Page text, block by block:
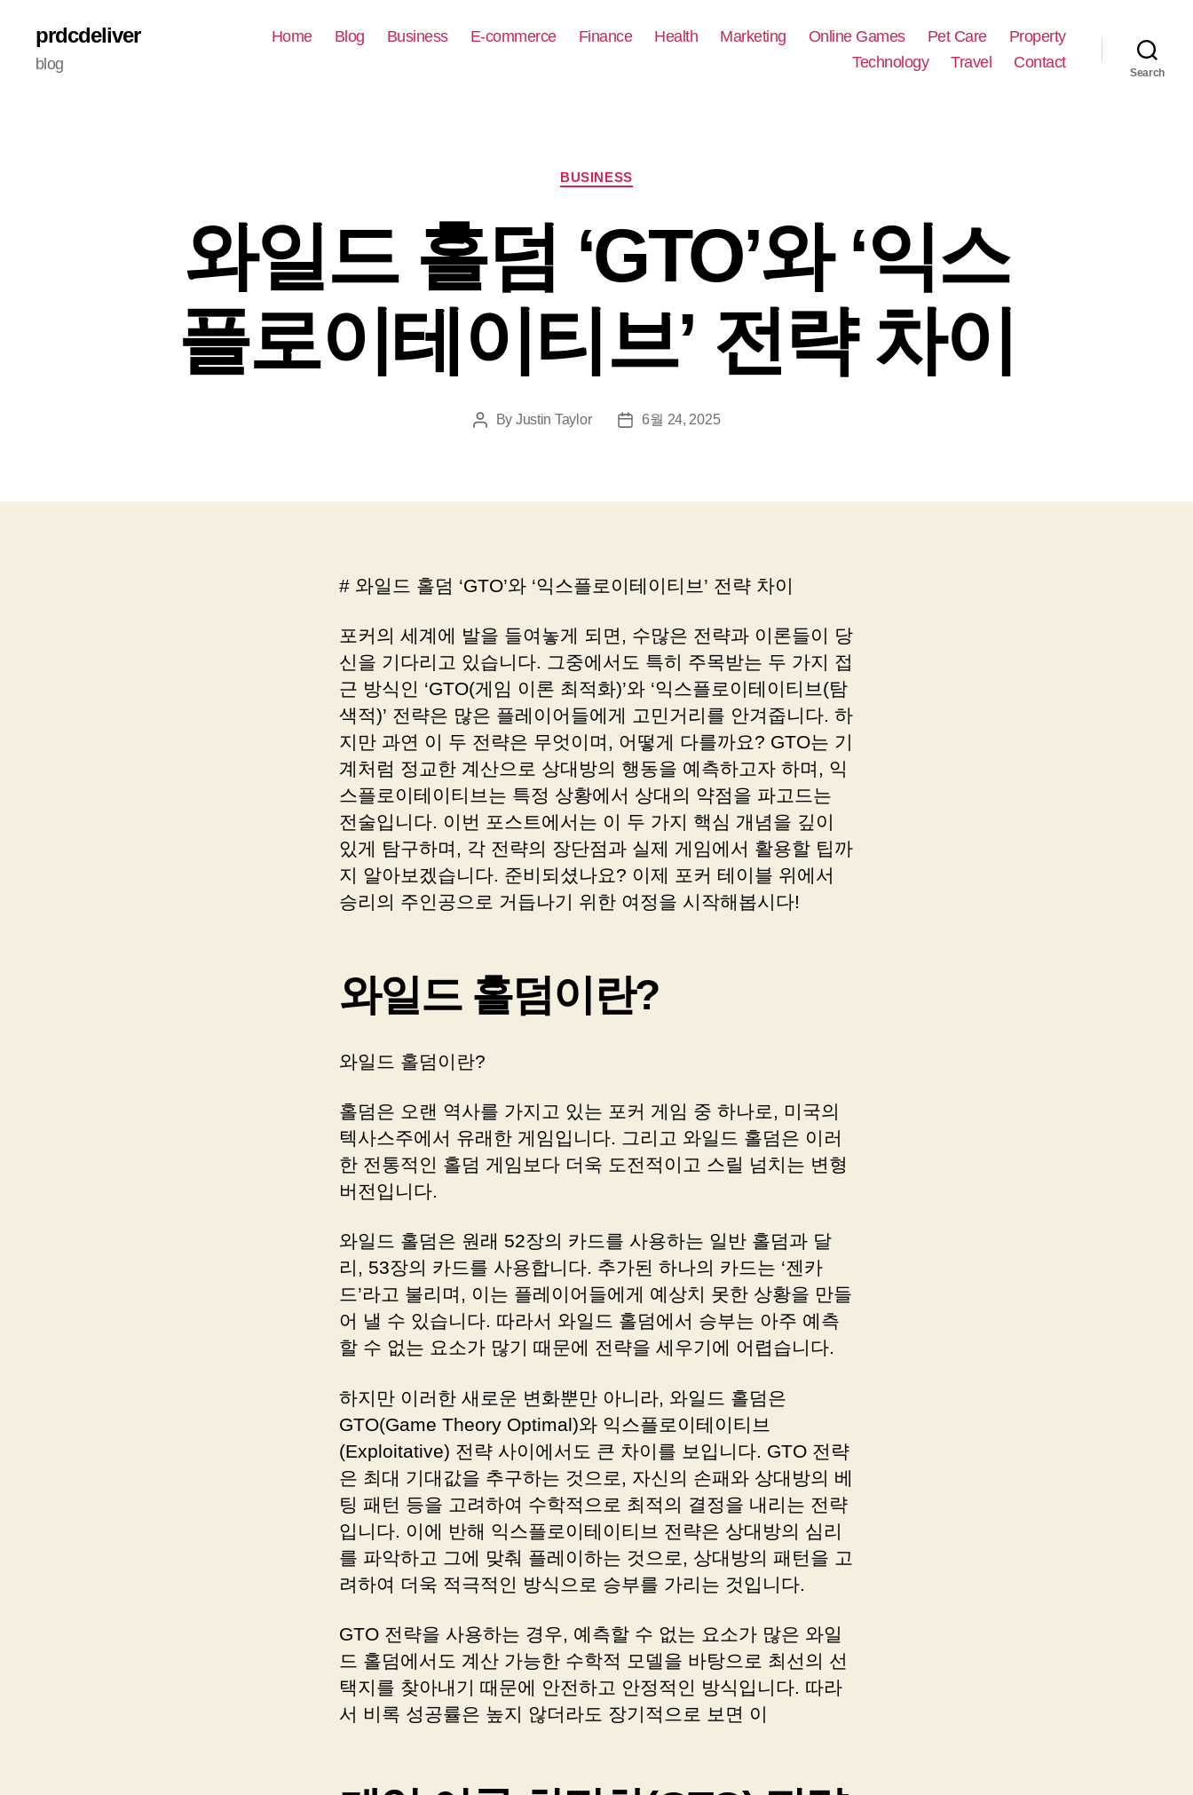
prdcdeliver
blog
Home Blog Business E-commerce Finance Health Marketing Online Games Pet Care
Property
Technology
Travel Contact
Search
Categories
BUSINESS
와일드 홀덤 ‘GTO’와 ‘익스
플로이테이티브’ 전략 차이
PostBy Justin Taylor
Post6월 24, 2025
# 와일드 홀덤 ‘GTO’와 ‘익스플로이테이티브’ 전략 차이
포커의 세계에 발을 들여놓게 되면, 수많은 전략과 이론들이 당
신을 기다리고 있습니다. 그중에서도 특히 주목받는 두 가지 접
근 방식인 ‘GTO(게임 이론 최적화)’와 ‘익스플로이테이티브(탐
색적)’ 전략은 많은 플레이어들에게 고민거리를 안겨줍니다. 하
지만 과연 이 두 전략은 무엇이며, 어떻게 다를까요? GTO는 기
계처럼 정교한 계산으로 상대방의 행동을 예측하고자 하며, 익
스플로이테이티브는 특정 상황에서 상대의 약점을 파고드는
전술입니다. 이번 포스트에서는 이 두 가지 핵심 개념을 깊이
있게 탐구하며, 각 전략의 장단점과 실제 게임에서 활용할 팁까
지 알아보겠습니다. 준비되셨나요? 이제 포커 테이블 위에서
승리의 주인공으로 거듭나기 위한 여정을 시작해봅시다!
와일드 홀덤이란?
와일드 홀덤이란?
홀덤은 오랜 역사를 가지고 있는 포커 게임 중 하나로, 미국의
텍사스주에서 유래한 게임입니다. 그리고 와일드 홀덤은 이러
한 전통적인 홀덤 게임보다 더욱 도전적이고 스릴 넘치는 변형
버전입니다.
와일드 홀덤은 원래 52장의 카드를 사용하는 일반 홀덤과 달
리, 53장의 카드를 사용합니다. 추가된 하나의 카드는 ‘젠카
드’라고 불리며, 이는 플레이어들에게 예상치 못한 상황을 만들
어 낼 수 있습니다. 따라서 와일드 홀덤에서 승부는 아주 예측
할 수 없는 요소가 많기 때문에 전략을 세우기에 어렵습니다.
하지만 이러한 새로운 변화뿐만 아니라, 와일드 홀덤은
GTO(Game Theory Optimal)와 익스플로이테이티브
(Exploitative) 전략 사이에서도 큰 차이를 보입니다. GTO 전략
은 최대 기대값을 추구하는 것으로, 자신의 손패와 상대방의 베
팅 패턴 등을 고려하여 수학적으로 최적의 결정을 내리는 전략
입니다. 이에 반해 익스플로이테이티브 전략은 상대방의 심리
를 파악하고 그에 맞춰 플레이하는 것으로, 상대방의 패턴을 고
려하여 더욱 적극적인 방식으로 승부를 가리는 것입니다.
GTO 전략을 사용하는 경우, 예측할 수 없는 요소가 많은 와일
드 홀덤에서도 계산 가능한 수학적 모델을 바탕으로 최선의 선
택지를 찾아내기 때문에 안전하고 안정적인 방식입니다. 따라
서 비록 성공률은 높지 않더라도 장기적으로 보면 이